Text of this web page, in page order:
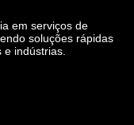
em serviços de
soluções rápidas
indústrias.